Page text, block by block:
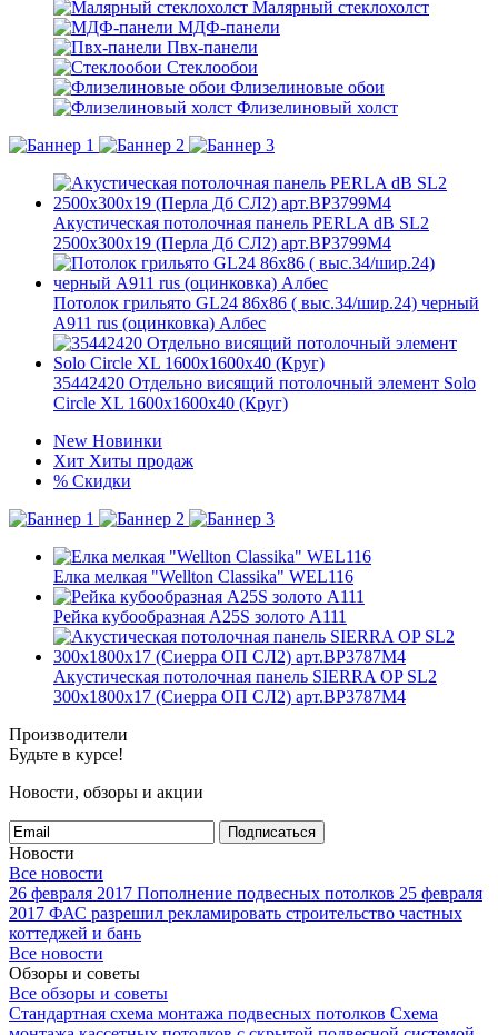
Малярный стеклохолст
МДФ-панели
Пвх-панели
Стеклообои
Флизелиновые обои
Флизелиновый холст
Акустическая потолочная панель PERLA dB SL2
2500x300x19 (Перла Дб СЛ2) арт.BP3799M4
Потолок грильято GL24 86х86 ( выс.34/шир.24) черный
А911 rus (оцинковка) Албес
35442420 Отдельно висящий потолочный элемент Solo
Circle XL 1600x1600x40 (Круг)
New Новинки
Хит Хиты продаж
% Скидки
Елка мелкая "Wellton Classika" WEL116
Рейка кубообразная A25S золото А111
Акустическая потолочная панель SIERRA OP SL2
300x1800x17 (Сиерра ОП СЛ2) арт.BP3787M4
Производители
Будьте в курсе!
Новости, обзоры и акции
Подписаться
Новости
Все новости
26 февраля 2017 Пополнение подвесных потолков 25 февраля
2017 ФАС разрешил рекламировать строительство частных
коттеджей и бань
Все новости
Обзоры и советы
Все обзоры и советы
Стандартная схема монтажа подвесных потолков Схема